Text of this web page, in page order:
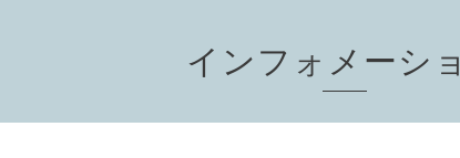
インフォメーシ